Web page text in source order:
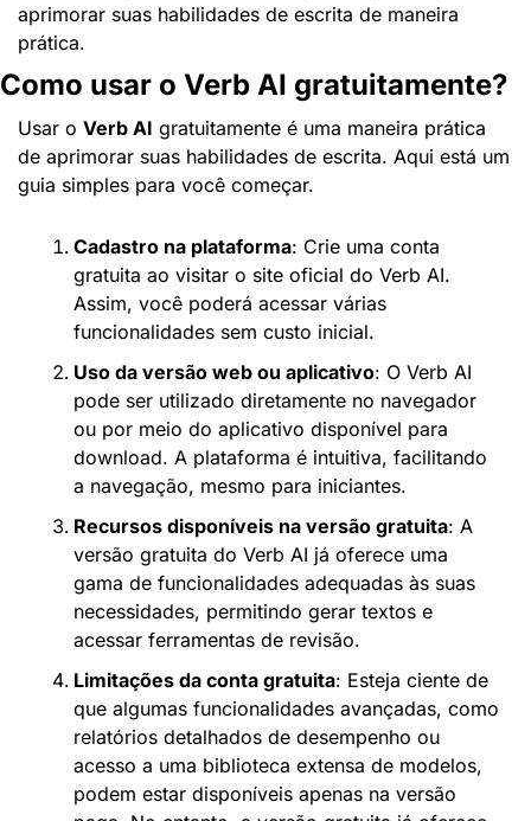
aprimorar suas habilidades de escrita de maneira
prática.
Como usar o Verb AI gratuitamente?
Usar o Verb AI gratuitamente é uma maneira prática
de aprimorar suas habilidades de escrita. Aqui está um
guia simples para você começar.
Cadastro na plataforma: Crie uma conta
gratuita ao visitar o site oficial do Verb AI.
Assim, você poderá acessar várias
funcionalidades sem custo inicial.
Uso da versão web ou aplicativo: O Verb AI
pode ser utilizado diretamente no navegador
ou por meio do aplicativo disponível para
download. A plataforma é intuitiva, facilitando
a navegação, mesmo para iniciantes.
Recursos disponíveis na versão gratuita: A
versão gratuita do Verb AI já oferece uma
gama de funcionalidades adequadas às suas
necessidades, permitindo gerar textos e
acessar ferramentas de revisão.
Limitações da conta gratuita: Esteja ciente de
que algumas funcionalidades avançadas, como
relatórios detalhados de desempenho ou
acesso a uma biblioteca extensa de modelos,
podem estar disponíveis apenas na versão